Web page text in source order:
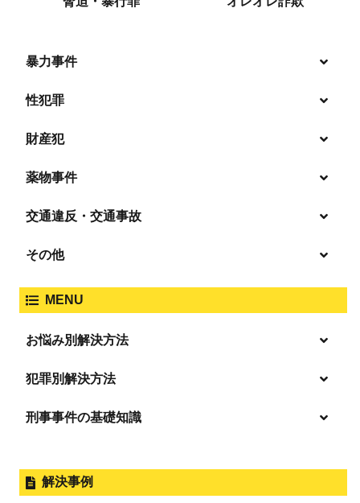
暴力事件
逮捕・監禁
性犯罪
盗撮・のぞき
強姦・準強姦
淫行・援助交際
公然わいせつ，わいせつ物頒布，淫
行勧誘罪
財産犯
詐欺
恐喝
薬物事件
危険ドラッグ
交通違反・交通事故
ひき逃げ・当て逃げ
その他
商標法違反
MENU
お悩み別解決方法
「逮捕」について適切に知ることで不安や悩みを解消する
逮捕後、早急な釈放・保釈を望むときにすべきこと
犯罪別解決方法
事件別－暴力事件
暴行・傷害
性犯罪 TOP
事件別－財産犯
刑事事件の基礎知識
外国人事件の手続きと特色
解決事例